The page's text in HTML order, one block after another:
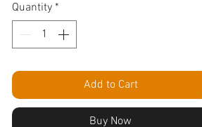
Quantity *
Add to Cart
Buy Now